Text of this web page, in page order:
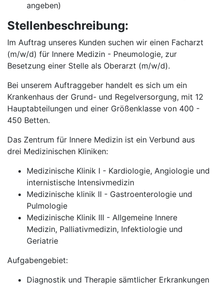
angeben)
Stellenbeschreibung:
Im Auftrag unseres Kunden suchen wir einen Facharzt
(m/w/d) für Innere Medizin - Pneumologie, zur
Besetzung einer Stelle als Oberarzt (m/w/d).
Bei unserem Auftraggeber handelt es sich um ein
Krankenhaus der Grund- und Regelversorgung, mit 12
Hauptabteilungen und einer Größenklasse von 400 -
450 Betten.
Das Zentrum für Innere Medizin ist ein Verbund aus
drei Medizinischen Kliniken:
Medizinische Klinik I - Kardiologie, Angiologie und
internistische Intensivmedizin
Medizinische klinik II - Gastroenterologie und
Pulmologie
Medizinische Klinik III - Allgemeine Innere
Medizin, Palliativmedizin, Infektiologie und
Geriatrie
Aufgabengebiet:
Diagnostik und Therapie sämtlicher Erkrankungen